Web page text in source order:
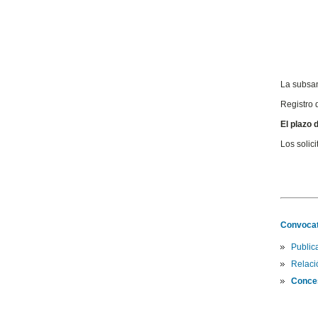
La
Registro
El plazo
Los